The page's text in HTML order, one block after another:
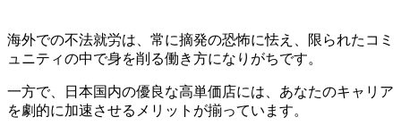
海外での不法就労は、常に摘発の恐怖に怯え、限られたコミ
ュニティの中で身を削る働き方になりがちです。
一方で、日本国内の優良な高単価店には、あなたのキャリア
を劇的に加速させるメリットが揃っています。